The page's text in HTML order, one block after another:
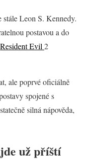
Leon S. Kennedy.
postavou a do
Resident Evil 2
ale poprvé oficiálně
spojené s
silná nápověda,
už příští